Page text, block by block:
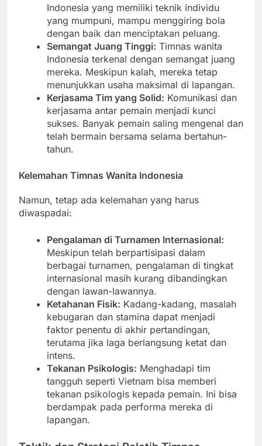
Indonesia yang memiliki teknik individu
yang mumpuni, mampu menggiring bola
dengan baik dan menciptakan peluang.
Semangat Juang Tinggi: Timnas wanita
Indonesia terkenal dengan semangat juang
mereka. Meskipun kalah, mereka tetap
menunjukkan usaha maksimal di lapangan.
Kerjasama Tim yang Solid: Komunikasi dan
kerjasama antar pemain menjadi kunci
sukses. Banyak pemain saling mengenal dan
telah bermain bersama selama bertahun-
tahun.
Kelemahan Timnas Wanita Indonesia
Namun, tetap ada kelemahan yang harus
diwaspadai:
Pengalaman di Turnamen Internasional:
Meskipun telah berpartisipasi dalam
berbagai turnamen, pengalaman di tingkat
internasional masih kurang dibandingkan
dengan lawan-lawannya.
Ketahanan Fisik: Kadang-kadang, masalah
kebugaran dan stamina dapat menjadi
faktor penentu di akhir pertandingan,
terutama jika laga berlangsung ketat dan
intens.
Tekanan Psikologis: Menghadapi tim
tangguh seperti Vietnam bisa memberi
tekanan psikologis kepada pemain. Ini bisa
berdampak pada performa mereka di
lapangan.